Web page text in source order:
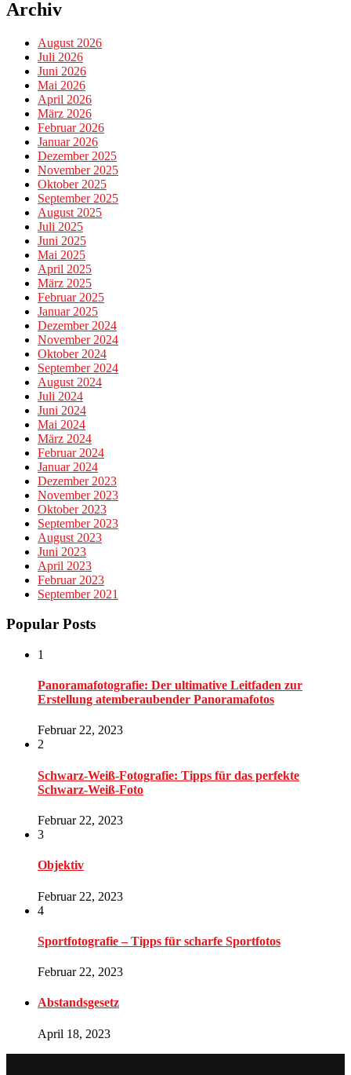
Archiv
August 2026
Juli 2026
Juni 2026
Mai 2026
April 2026
März 2026
Februar 2026
Januar 2026
Dezember 2025
November 2025
Oktober 2025
September 2025
August 2025
Juli 2025
Juni 2025
Mai 2025
April 2025
März 2025
Februar 2025
Januar 2025
Dezember 2024
November 2024
Oktober 2024
September 2024
August 2024
Juli 2024
Juni 2024
Mai 2024
März 2024
Februar 2024
Januar 2024
Dezember 2023
November 2023
Oktober 2023
September 2023
August 2023
Juni 2023
April 2023
Februar 2023
September 2021
Popular Posts
1
Panoramafotografie: Der ultimative Leitfaden zur
Erstellung atemberaubender Panoramafotos
Februar 22, 2023
2
Schwarz-Weiß-Fotografie: Tipps für das perfekte
Schwarz-Weiß-Foto
Februar 22, 2023
3
Objektiv
Februar 22, 2023
4
Sportfotografie – Tipps für scharfe Sportfotos
Februar 22, 2023
Abstandsgesetz
April 18, 2023